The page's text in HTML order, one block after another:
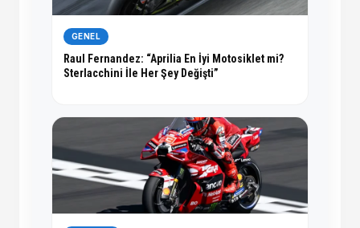
GENEL
Raul Fernandez: “Aprilia En İyi Motosiklet mi?
Sterlacchini İle Her Şey Değişti”